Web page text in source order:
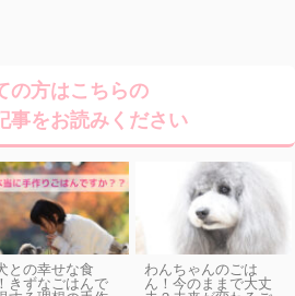
の方はこちらの
事をお読みください
との幸せな食
きずなごはんで
わんちゃんのごは
ん！今のままで大丈